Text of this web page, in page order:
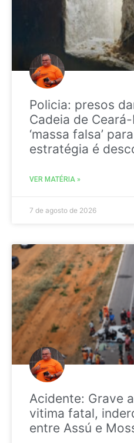
Policia: presos
Cadeia de
‘massa falsa’
estratégia é
VER MATÉRIA »
7 de agosto de 2026
Acidente: Grave
vitima fatal,
entre Assú e